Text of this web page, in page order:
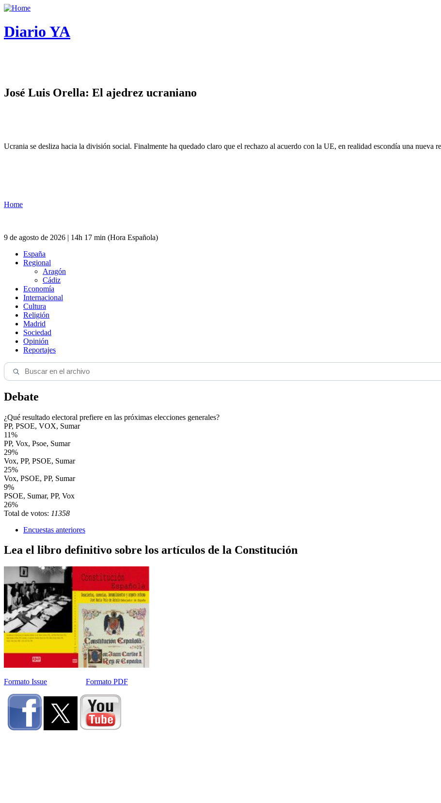
Diario YA
José Luis Orella: El ajedrez ucraniano
Ucrania se desliza hacia la división social. Finalmente ha quedado claro que el rechazo al acuerdo con la UE, en realidad escondía una nueva
Home
9 de agosto de 2026 | 14h 17 min (Hora Española)
España
Regional
Aragón
Cádiz
Economía
Internacional
Cultura
Religión
Madrid
Sociedad
Opinión
Reportajes
Debate
¿Qué resultado electoral prefiere en las próximas elecciones generales?
PP, PSOE, VOX, Sumar
11%
PP, Vox, Psoe, Sumar
29%
Vox, PP, PSOE, Sumar
25%
Vox, PSOE, PP, Sumar
9%
PSOE, Sumar, PP, Vox
26%
Total de votos: 11358
Encuestas anteriores
Lea el libro definitivo sobre los artículos de la Constitución
Formato Issue Formato PDF